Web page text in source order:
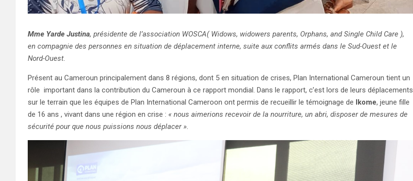
Mme Yarde Justina, présidente de l’association WOSCA( Widows, widowers parents, Orphans, and Single Child Care ),
en compagnie des personnes en situation de déplacement interne, suite aux conflits armés dans le Sud-Ouest et le
Nord-Ouest.
Présent au Cameroun principalement dans 8 régions, dont 5 en situation de crises, Plan International Cameroun tient un
rôle important dans la contribution du Cameroun à ce rapport mondial. Dans le rapport, c’est lors de leurs déplacements
sur le terrain que les équipes de Plan International Cameroon ont permis de recueillir le témoignage de Ikome, jeune fille
de 16 ans , vivant dans une région en crise : « nous aimerions recevoir de la nourriture, un abri, disposer de mesures de
sécurité pour que nous puissions nous déplacer ».